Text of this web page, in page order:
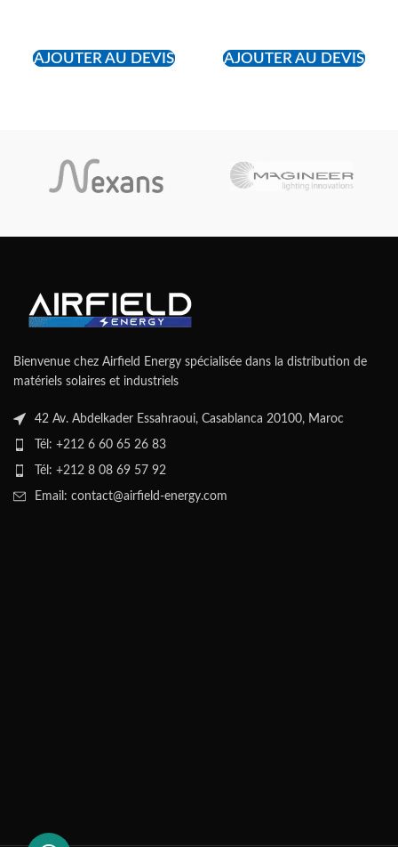
AJOUTER AU DEVIS AJOUTER AU DEVIS
Bienvenue chez Airfield Energy spécialisée dans la distribution de
matériels solaires et industriels
42 Av. Abdelkader Essahraoui, Casablanca 20100, Maroc
Tél: +212 6 60 65 26 83
Tél: +212 8 08 69 57 92
Email: contact@airfield-energy.com